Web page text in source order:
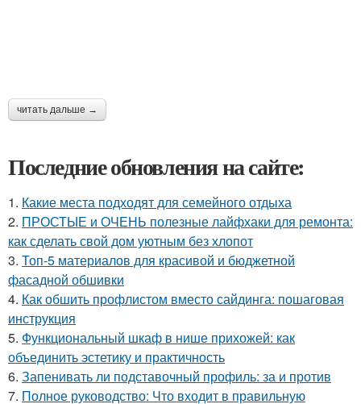
читать дальше →
Последние обновления на сайте:
1. Какие места подходят для семейного отдыха
2. ПРОСТЫЕ и ОЧЕНЬ полезные лайфхаки для ремонта:
как сделать свой дом уютным без хлопот
3. Топ-5 материалов для красивой и бюджетной
фасадной обшивки
4. Как обшить профлистом вместо сайдинга: пошаговая
инструкция
5. Функциональный шкаф в нише прихожей: как
объединить эстетику и практичность
6. Запенивать ли подставочный профиль: за и против
7. Полное руководство: Что входит в правильную